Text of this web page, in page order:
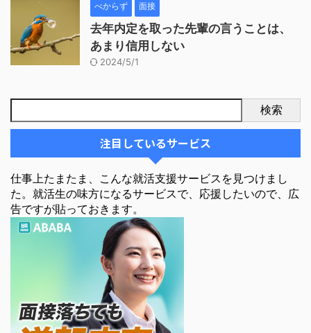
べからず 面接
去年内定を取った先輩の言うことは、
あまり信用しない
2024/5/1
検索
注目しているサービス
仕事上たまたま、こんな就活支援サービスを見つけまし
た。就活生の味方になるサービスで、応援したいので、広
告ですが貼っておきます。